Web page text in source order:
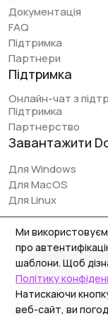
сервіси легко
запуску перших
відкритість
часто апається
Використовую
цілому
працювати з ним
Єдина проблема
неполадки з
доводиться
Документація
FAQ
Підтримка
Партнери
Підтримка
Онлайн-чат з
Підтримка
Партнерство
Завантажити
Для Windows
Для MacOS
Для Linux
© 2026
reserved.
Georgiou A`13,
Limassol,
Ми
про
шаблони. Щоб
Політику
Натискаючи
веб-сайт, ви